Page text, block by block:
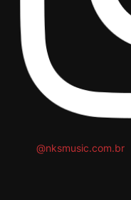
@nksmusic.com.br